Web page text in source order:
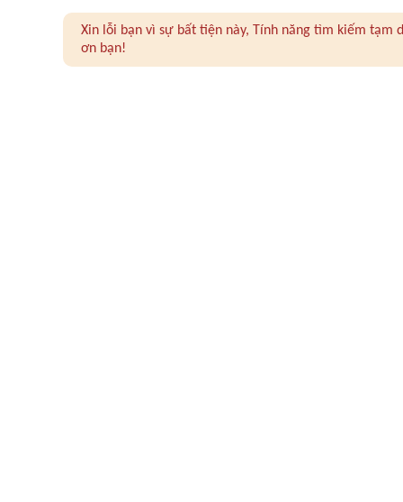
Xin lỗi bạn vì sự bất tiện này, Tính năng tìm kiếm
ơn bạn!